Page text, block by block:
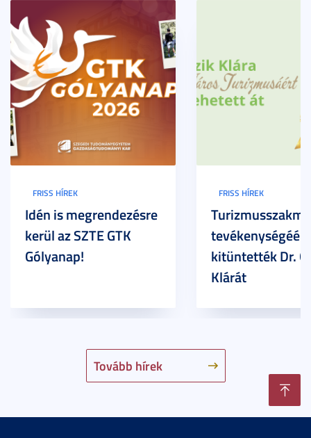
Tovább hírek
FRISS HÍREK
Idén is megrendezésre
kerül az SZTE GTK
Gólyanap!
FRISS HÍREK
tevékenységéért
kitüntették Dr.
Klárát